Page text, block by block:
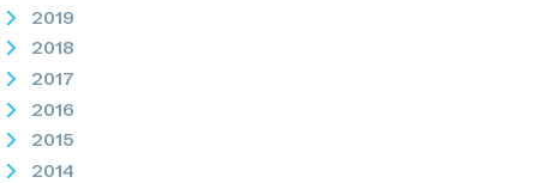
2019
2018
2017
2016
2015
2014